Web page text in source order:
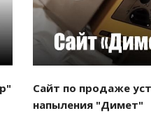
Сайт по продаже
напыления "Димет"